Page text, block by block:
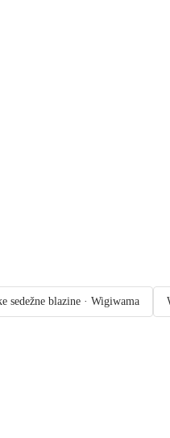
sedežne blazine · Wigiwama